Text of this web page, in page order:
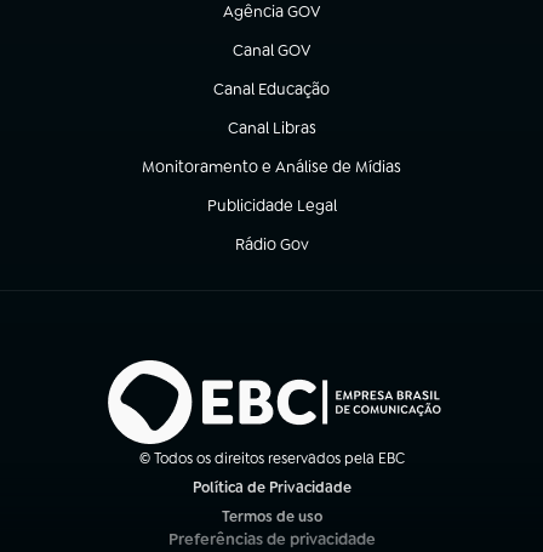
Agência GOV
(abre em nova aba)
Canal GOV
(abre em nova aba)
Canal Educação
(abre em nova aba)
Canal Libras
(abre em nova aba)
Monitoramento e Análise de Mídias
(abre em nova aba)
Publicidade Legal
(abre em nova aba)
Rádio Gov
(abre em nova aba)
© Todos os direitos reservados pela EBC
Política de Privacidade
Termos de uso
(abre em nova aba)
Preferências de privacidade